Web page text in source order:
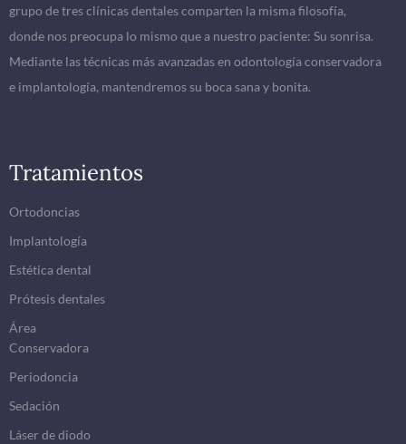
grupo de tres clínicas dentales comparten la misma filosofía,
donde nos preocupa lo mismo que a nuestro paciente: Su sonrisa.
Mediante las técnicas más avanzadas en odontología conservadora
e implantología, mantendremos su boca sana y bonita.
Tratamientos
Ortodoncias
Implantología
Estética dental
Prótesis dentales
Área
Conservadora
Periodoncia
Sedación
Láser de diodo